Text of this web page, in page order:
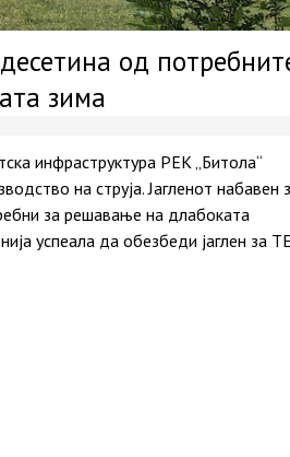
од
зима
инфраструктура РЕК „Битола“
на струја. Јагленот набавен
за решавање на длабоката
успеала да обезбеди јаглен за